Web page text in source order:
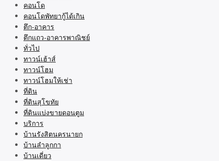
คอนโด
คอนโดพัทยากู้ได้เกิน
ตึก-อาคาร
ตึกแถว-อาคารพาณิชย์
ทั่วไป
ทาวน์เฮ้าส์
ทาวน์โฮม
ทาวน์โฮมให้เช่า
ที่ดิน
ที่ดินสุโขทัย
ที่ดินแบ่งขายดอนตูม
บริการ
บ้านรังสิตนครนายก
บ้านลำลูกกา
บ้านเดี่ยว